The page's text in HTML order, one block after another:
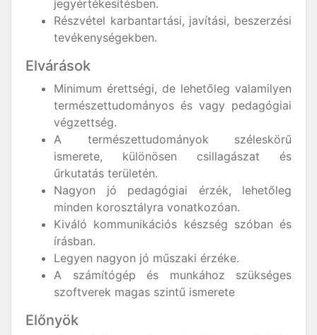
jegyértékesítésben.
Részvétel karbantartási, javítási, beszerzési
tevékenységekben.
Elvárások
Minimum érettségi, de lehetőleg valamilyen
természettudományos és vagy pedagógiai
végzettség.
A természettudományok széleskörű
ismerete, különösen csillagászat és
űrkutatás területén.
Nagyon jó pedagógiai érzék, lehetőleg
minden korosztályra vonatkozóan.
Kiváló kommunikációs készség szóban és
írásban.
Legyen nagyon jó műszaki érzéke.
A számítógép és munkához szükséges
szoftverek magas szintű ismerete
Előnyök